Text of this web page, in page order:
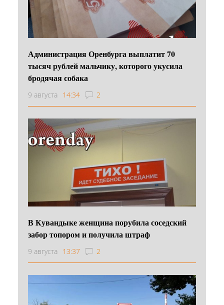
Администрация Оренбурга выплатит 70
тысяч рублей мальчику, которого укусила
бродячая собака
9 августа 14:34 2
В Кувандыке женщина порубила соседский
забор топором и получила штраф
9 августа 13:37 2